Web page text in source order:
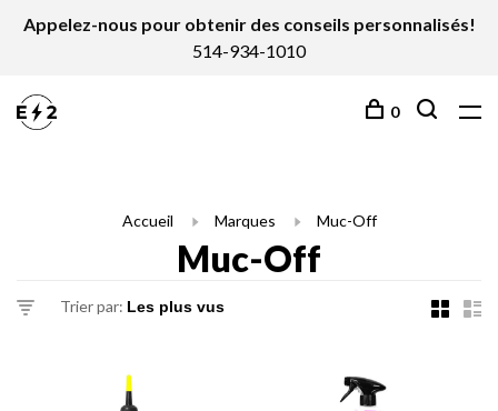
Appelez-nous pour obtenir des conseils personnalisés!
514-934-1010
0
Accueil Marques Muc-Off
Muc-Off
Trier par: